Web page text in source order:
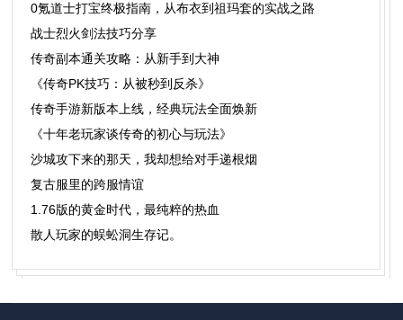
0氪道士打宝终极指南，从布衣到祖玛套的实战之路
战士烈火剑法技巧分享
传奇副本通关攻略：从新手到大神
《传奇PK技巧：从被秒到反杀》
传奇手游新版本上线，经典玩法全面焕新
《十年老玩家谈传奇的初心与玩法》
沙城攻下来的那天，我却想给对手递根烟
复古服里的跨服情谊
1.76版的黄金时代，最纯粹的热血
散人玩家的蜈蚣洞生存记。